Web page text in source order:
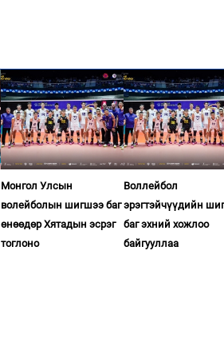
Монгол Улсын
волейболын шигшээ баг
өнөөдөр Хятадын эсрэг
тоглоно
Воллейбол
эрэгтэйчүүдийн
баг эхний хожлоо
байгууллаа